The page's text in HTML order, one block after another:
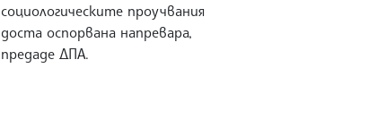
социологическите проучвания
доста оспорвана напревара,
предаде ДПА.